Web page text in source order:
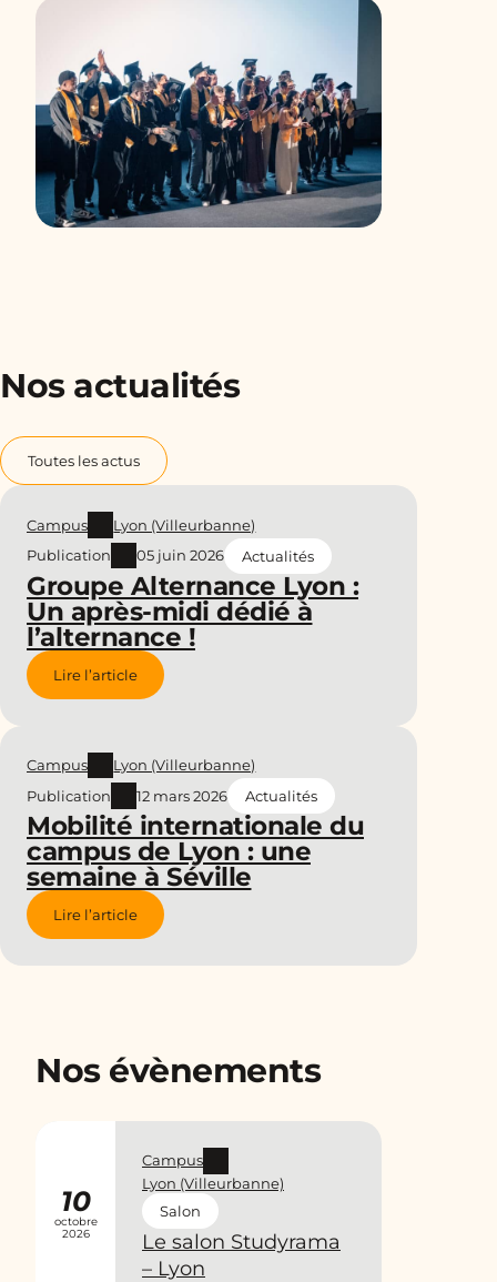
Nos actualités
Toutes les actus
Groupe Alternance Lyon :
Un après-midi dédié à
l’alternance !
Campus
Lyon (Villeurbanne)
Publication
05 juin 2026 Actualités
Lire l’article
Mobilité internationale du
campus de Lyon : une
semaine à Séville
Campus
Lyon (Villeurbanne)
Publication
12 mars 2026 Actualités
Lire l’article
Nos évènements
Le salon Studyrama
– Lyon
Campus
Lyon (Villeurbanne)
Salon
10
octobre
2026